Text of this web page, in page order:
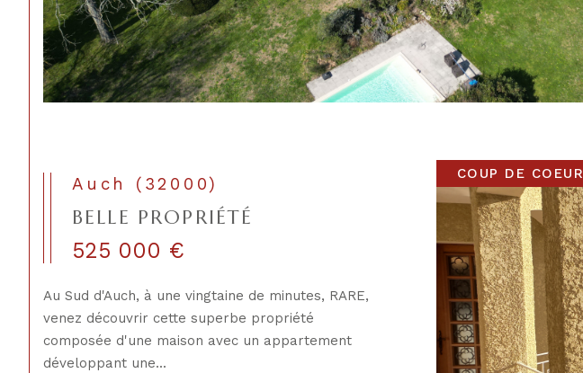
COUP DE COEUR
Auch (32000)
BELLE PROPRIÉTÉ
525 000 €
Au Sud d'Auch, à une vingtaine de minutes, RARE,
venez découvrir cette superbe propriété
composée d'une maison avec un appartement
développant une...